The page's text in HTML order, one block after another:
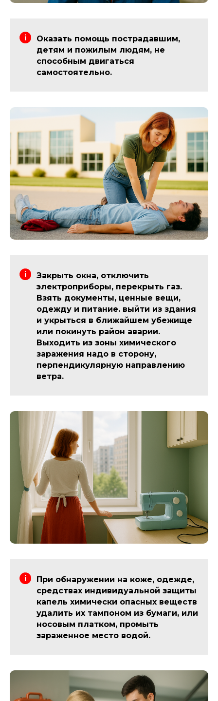
Оказать помощь пострадавшим,
детям и пожилым людям, не
способным двигаться
самостоятельно.
Закрыть окна, отключить
электроприборы, перекрыть газ.
Взять документы, ценные вещи,
одежду и питание. выйти из здания
и укрыться в ближайшем убежище
или покинуть район аварии.
Выходить из зоны химического
заражения надо в сторону,
перпендикулярную направлению
ветра.
При обнаружении на коже, одежде,
средствах индивидуальной защиты
капель химически опасных веществ
удалить их тампоном из бумаги, или
носовым платком, промыть
зараженное место водой.